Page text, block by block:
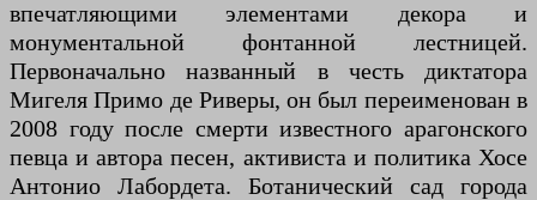
впечатляющими элементами декора и
монументальной фонтанной лестницей.
Первоначально названный в честь диктатора
Мигеля Примо де Риверы, он был переименован в
2008 году после смерти известного арагонского
певца и автора песен, активиста и политика Хосе
Антонио Лабордета. Ботанический сад города